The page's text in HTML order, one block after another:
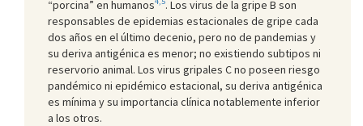
“porcina” en humanos
. Los virus de la gripe B son
responsables de epidemias estacionales de gripe cada
dos años en el último decenio, pero no de pandemias y
su deriva antigénica es menor; no existiendo subtipos ni
reservorio animal. Los virus gripales C no poseen riesgo
pandémico ni epidémico estacional, su deriva antigénica
es mínima y su importancia clínica notablemente inferior
a los otros.